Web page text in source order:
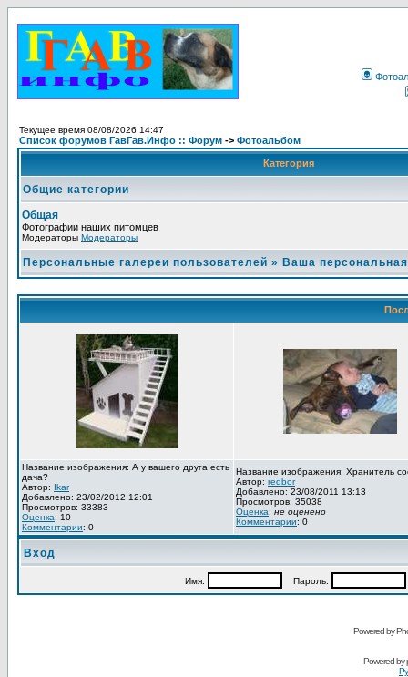
Текущее время 08/08/2026 14:47
Список форумов ГавГав.Инфо :: Форум -> Фотоальбом
Категория
Общие категории
Общая
Фотографии наших питомцев
Модераторы Модераторы
Персональные галереи пользователей » Ваша
Название изображения: А у вашего друга есть
дача?
Автор: Ikar
Добавлено: 23/02/2012 12:01
Просмотров: 33383
Оценка: 10
Комментарии: 0
Название изображения: Хранитель
Автор: redbor
Добавлено: 23/08/2011 13:13
Просмотров: 35038
Оценка: не оценено
Комментарии: 0
Вход
Имя: Пароль:
Powered by
Powered by